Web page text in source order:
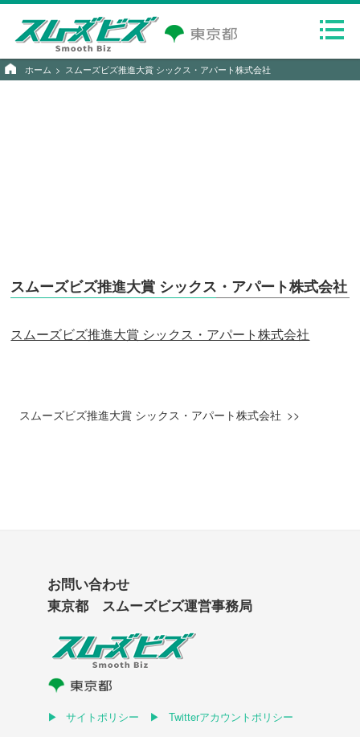
ホーム スムーズビズ推進大賞 シックス・アパート株式会社
スムーズビズ推進大賞 シックス・アパート株式会社
スムーズビズ推進大賞 シックス・アパート株式会社
スムーズビズ推進大賞 シックス・アパート株式会社
お問い合わせ
東京都 スムーズビズ運営事務局
サイトポリシー
Twitterアカウントポリシー